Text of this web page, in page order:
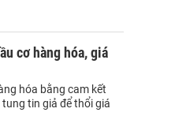
cơ hàng hóa, giá
hóa bằng cam kết
tin giả để thổi giá